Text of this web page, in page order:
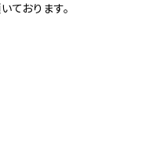
ております。